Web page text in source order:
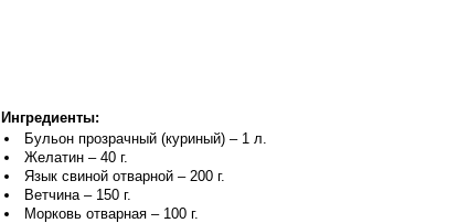
Ингредиенты:
Бульон прозрачный (куриный) – 1 л.
Желатин – 40 г.
Язык свиной отварной – 200 г.
Ветчина – 150 г.
Морковь отварная – 100 г.